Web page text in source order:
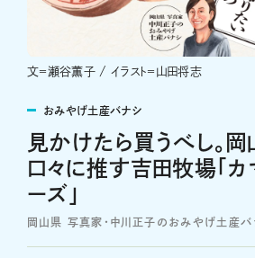
文＝瀬谷薫子 / イラスト＝山田将志
おみやげ土産バナシ
見かけたら買うべし。
口々に推す吉田牧場「
ーズ」
岡山県 写真家・中川正子のおみやげ土産バ